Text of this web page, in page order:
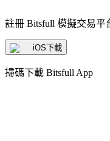
註冊 Bitsfull 模擬交易
iOS下載
掃碼下載 Bitsfull App